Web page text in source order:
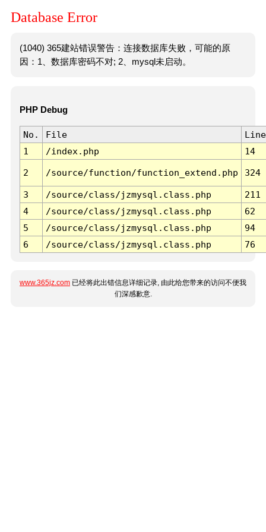
Database Error
(1040) 365建站错误警告：连接数据库失败，可能的原
因：1、数据库密码不对; 2、mysql未启动。
PHP Debug
No. File
Line
1
/index.php 14
2 /source/function/function_extend.php 324
3 /source/class/jzmysql.class.php
211
4
/source/class/jzmysql.class.php
62
5
/source/class/jzmysql.class.php
94
6
/source/class/jzmysql.class.php 76
www.365jz.com 已经将此出错信息详细记录, 由此给您带来的访问不便我
们深感歉意.